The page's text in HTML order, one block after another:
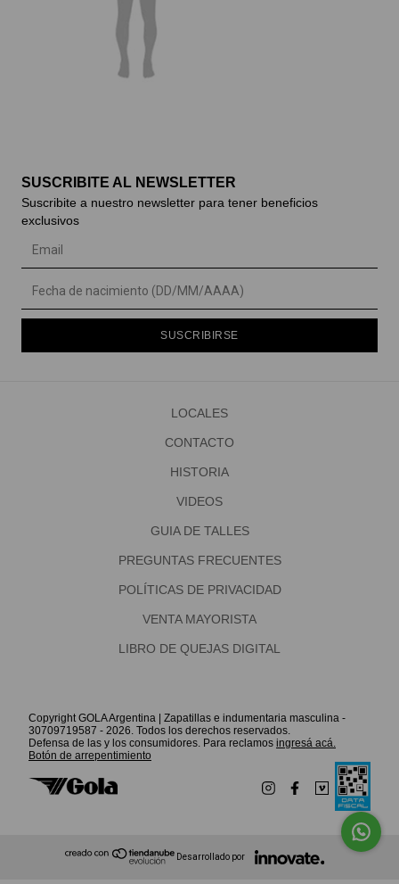
SUSCRIBITE AL NEWSLETTER
Suscribite a nuestro newsletter para tener beneficios
exclusivos
SUSCRIBIRSE
LOCALES
CONTACTO
HISTORIA
VIDEOS
GUIA DE TALLES
PREGUNTAS FRECUENTES
POLÍTICAS DE PRIVACIDAD
VENTA MAYORISTA
LIBRO DE QUEJAS DIGITAL
Copyright GOLA Argentina | Zapatillas e indumentaria masculina -
30709719587 - 2026. Todos los derechos reservados.
Defensa de las y los consumidores. Para reclamos ingresá acá.
Botón de arrepentimiento
Desarrollado por